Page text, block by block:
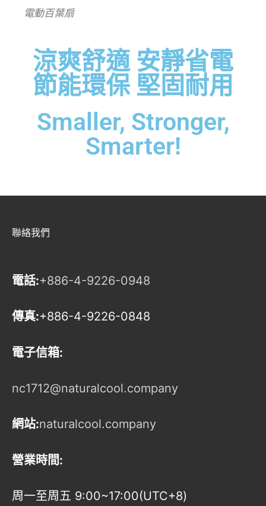
電動百葉扇
涼爽舒適 安靜省電
節能環保 堅固耐用
Smaller, Stronger,
Smarter!
聯絡我們
電話:+886-4-9226-0948
傳真:+886-4-9226-0848
電子信箱:
nc1712@naturalcool.company
網站:naturalcool.company
營業時間:
周一至周五 9:00~17:00(UTC+8)